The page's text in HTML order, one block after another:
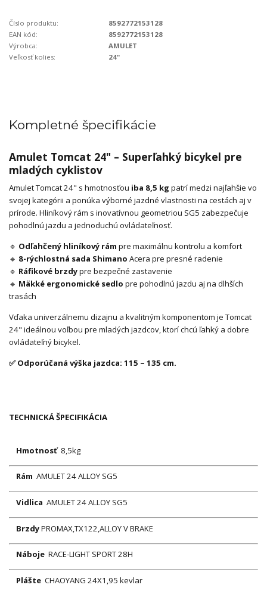
Číslo produktu:
8592772153128
EAN kód:
8592772153128
Výrobca:
AMULET
Veľkosť kolies:
24"
Kompletné špecifikácie
Amulet Tomcat 24" – Superľahký bicykel pre
mladých cyklistov
Amulet Tomcat 24" s hmotnosťou iba 8,5 kg patrí medzi najľahšie vo
svojej kategórii a ponúka výborné jazdné vlastnosti na cestách aj v
prírode. Hliníkový rám s inovatívnou geometriou SG5 zabezpečuje
pohodlnú jazdu a jednoduchú ovládateľnosť.
🔹 Odľahčený hliníkový rám pre maximálnu kontrolu a komfort
🔹 8-rýchlostná sada Shimano Acera pre presné radenie
🔹 Ráfikové brzdypre bezpečné zastavenie
🔹 Mäkké ergonomické sedlo pre pohodlnú jazdu aj na dlhších
trasách
Vďaka univerzálnemu dizajnu a kvalitným komponentom je Tomcat
24" ideálnou voľbou pre mladých jazdcov, ktorí chcú ľahký a dobre
ovládateľný bicykel.
✅ Odporúčaná výška jazdca: 115 – 135 cm.
TECHNICKÁ ŠPECIFIKÁCIA
Hmotnosť8,5kg
Rám AMULET 24 ALLOY SG5
Vidlica AMULET 24 ALLOY SG5
BrzdyPROMAX,TX122,ALLOY V BRAKE
Náboje RACE-LIGHT SPORT 28H
Plášte CHAOYANG 24X1,95 kevlar